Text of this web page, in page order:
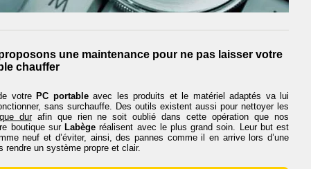
une maintenance pour ne pas laisser votre
chauffer
votre PC portableavec les produits et le matériel adaptés va lui
sans surchauffe. Des outils existent aussi pour nettoyer les
durafin que rien ne soit oublié dans cette opération que nos
boutique sur Labège réalisent avec le plus grand soin. Leur but est
neuf et d’éviter, ainsi, des pannes comme il en arrive lors d’une
rendre un système propre et clair.